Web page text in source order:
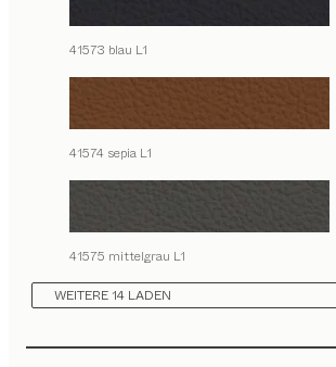
41573 blau L1
41574 sepia L1
41575 mittelgrau L1
WEITERE 14 LADEN